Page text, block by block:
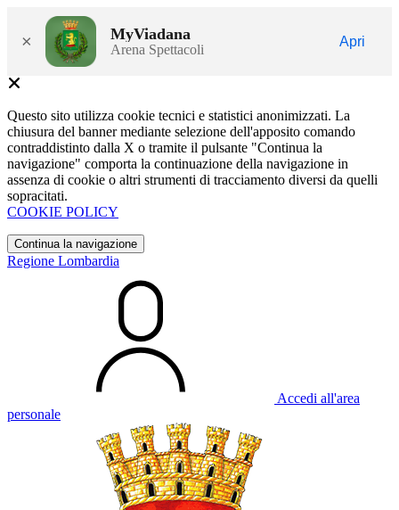
× MyViadana
Arena Spettacoli
Apri
Questo sito utilizza cookie tecnici e statistici anonimizzati. La
chiusura del banner mediante selezione dell'apposito comando
contraddistinto dalla X o tramite il pulsante "Continua la
navigazione" comporta la continuazione della navigazione in
assenza di cookie o altri strumenti di tracciamento diversi da quelli
sopracitati.
COOKIE POLICY
Continua la navigazione
Regione Lombardia
Accedi all'area
personale